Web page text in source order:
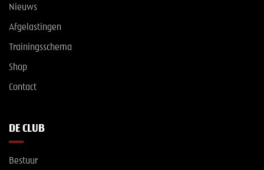
Nieuws
Afgelastingen
Trainingsschema
Shop
Contact
DE CLUB
Bestuur